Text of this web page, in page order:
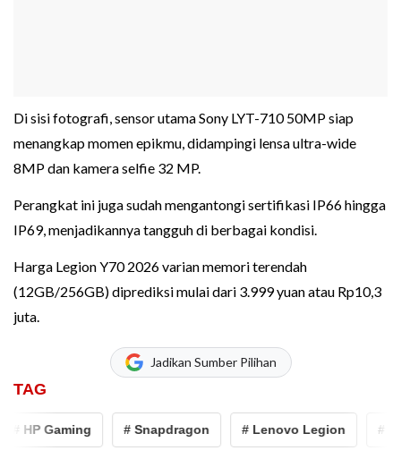
Di sisi fotografi, sensor utama Sony LYT-710 50MP siap
menangkap momen epikmu, didampingi lensa ultra-wide
8MP dan kamera selfie 32 MP.
Perangkat ini juga sudah mengantongi sertifikasi IP66 hingga
IP69, menjadikannya tangguh di berbagai kondisi.
Harga Legion Y70 2026 varian memori terendah
(12GB/256GB) diprediksi mulai dari 3.999 yuan atau Rp10,3
juta.
Jadikan Sumber Pilihan
TAG
HP Gaming # Snapdragon # Lenovo Legion #